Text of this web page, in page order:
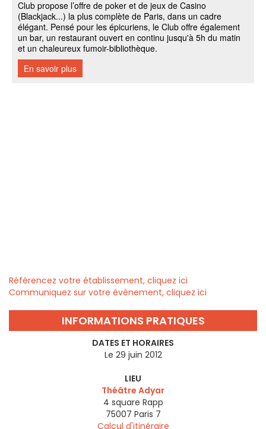
Référencez votre établissement, cliquez ici
Communiquez sur votre évènement, cliquez ici
INFORMATIONS PRATIQUES
DATES ET HORAIRES
Le 29 juin 2012
LIEU
Théâtre Adyar
4 square Rapp
75007 Paris 7
Calcul d'itinéraire